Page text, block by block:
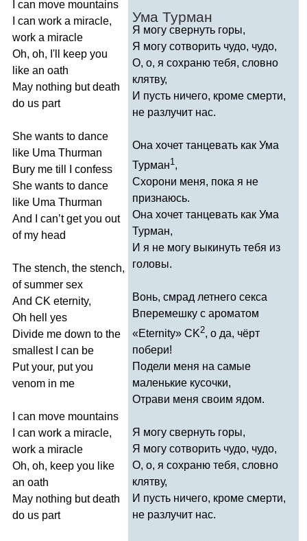
can move mountains
can work a miracle,
work a miracle
Oh, oh, I'll keep you
like an oath
May nothing but death
do us part
She wants to dance
like Uma Thurman
Bury me till
confess
She wants to dance
like Uma Thurman
And
can’t get you out
of my head
The stench, the stench,
of summer sex
And CK eternity,
Oh hell
yes
Divide me down to the
smallest
can be
Put your, put you
venom in me
can move mountains
can work a miracle,
work a miracle
Oh, oh, keep you like
an oath
May nothing but death
do us part
Ума Турман
Я могу свернуть горы,
Я могу сотворить чудо, чудо,
О, о, я сохраню тебя, словно
клятву,
И пусть ничего, кроме смерти,
не разлучит нас.
Она хочет танцевать как Ума
Турман1 ,
Схорони меня, пока я не
признаюсь.
Она хочет танцевать как Ума
Турман,
И я не могу выкинуть тебя из
головы.
Вонь, смрад летнего секса
Вперемешку с ароматом
«Eternity» CK2, о да, чёрт
побери!
Подели меня на самые
маленькие кусочки,
Отрави меня своим ядом.
Я могу свернуть горы,
Я могу сотворить чудо, чудо,
О, о, я сохраню тебя, словно
клятву,
И пусть ничего, кроме смерти,
не разлучит нас.